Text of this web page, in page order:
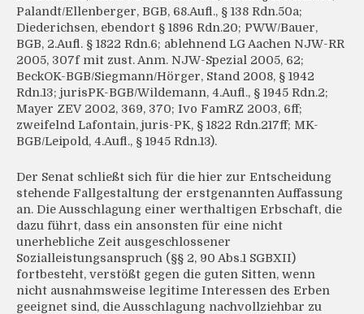
Palandt/Ellenberger, BGB, 68.Aufl., § 138 Rdn.50a;
Diederichsen, ebendort § 1896 Rdn.20; PWW/Bauer,
BGB, 2.Aufl. § 1822 Rdn.6; ablehnend LG Aachen NJW-RR
2005, 307f mit zust. Anm. NJW-Spezial 2005, 62;
BeckOK-BGB/Siegmann/Hörger, Stand 2008, § 1942
Rdn.13; jurisPK-BGB/Wildemann, 4.Aufl., § 1945 Rdn.2;
Mayer ZEV 2002, 369, 370; Ivo FamRZ 2003, 6ff;
zweifelnd Lafontain, juris-PK, § 1822 Rdn.217ff; MK-
BGB/Leipold, 4.Aufl., § 1945 Rdn.13).
Der Senat schließt sich für die hier zur Entscheidung
stehende Fallgestaltung der erstgenannten Auffassung
an. Die Ausschlagung einer werthaltigen Erbschaft, die
dazu führt, dass ein ansonsten für eine nicht
unerhebliche Zeit ausgeschlossener
Sozialleistungsanspruch (§§ 2, 90 Abs.1 SGBXII)
fortbesteht, verstößt gegen die guten Sitten, wenn
nicht ausnahmsweise legitime Interessen des Erben
geeignet sind, die Ausschlagung nachvollziehbar zu